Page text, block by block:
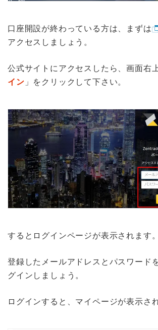
口座開設が終わっている方は、まずは
アクセスしましょう。
公式サイトにアクセスしたら、画面右
イン 」をクリックして下さい。
するとログインページが表示されます。
登録したメールアドレスとパスワード
グインしましょう。
ログインすると、マイページが表示さ